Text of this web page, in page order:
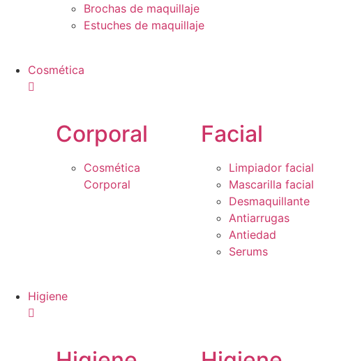
Brochas de maquillaje
Estuches de maquillaje
Cosmética
Corporal
Cosmética
Corporal
Facial
Limpiador facial
Mascarilla facial
Desmaquillante
Antiarrugas
Antiedad
Serums
Higiene